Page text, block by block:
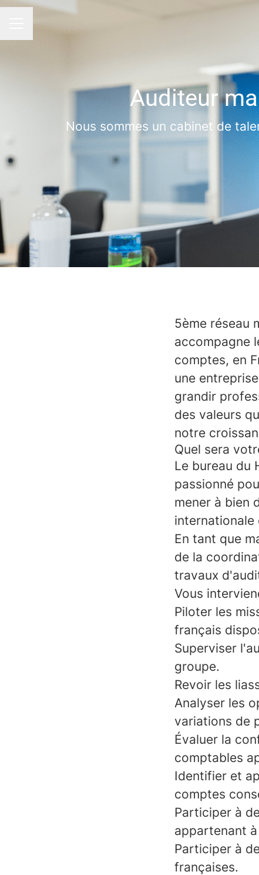
Menu carrière
Auditeur
Nous sommes un cabinet de
5ème réseau
accompagne
comptes, en
une
grandir
des valeurs
notre
Quel sera
Le bureau du
passionné
mener à bien
En tant que
de la
travaux
Vous
Piloter les
français
Superviser
groupe.
Revoir les
Analyser les
variations de
Évaluer la
comptables
Identifier et
comptes
Participer à
appartenant
Participer à
françaises.